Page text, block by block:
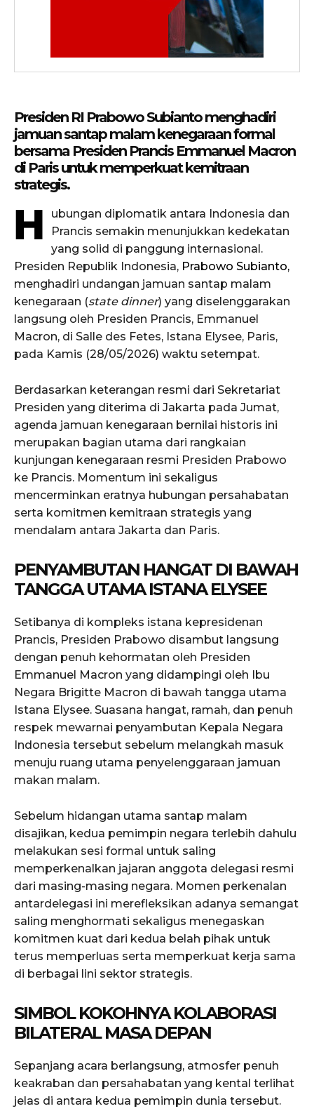
Presiden RI Prabowo Subianto menghadiri
jamuan santap malam kenegaraan formal
bersama Presiden Prancis Emmanuel Macron
di Paris untuk memperkuat kemitraan
strategis.
H
ubungan diplomatik antara Indonesia dan
Prancis semakin menunjukkan kedekatan
yang solid di panggung internasional.
Presiden Republik Indonesia, Prabowo Subianto,
menghadiri undangan jamuan santap malam
kenegaraan (state dinner) yang diselenggarakan
langsung oleh Presiden Prancis, Emmanuel
Macron, di Salle des Fetes, Istana Elysee, Paris,
pada Kamis (28/05/2026) waktu setempat.
Berdasarkan keterangan resmi dari Sekretariat
Presiden yang diterima di Jakarta pada Jumat,
agenda jamuan kenegaraan bernilai historis ini
merupakan bagian utama dari rangkaian
kunjungan kenegaraan resmi Presiden Prabowo
ke Prancis. Momentum ini sekaligus
mencerminkan eratnya hubungan persahabatan
serta komitmen kemitraan strategis yang
mendalam antara Jakarta dan Paris.
PENYAMBUTAN HANGAT DI BAWAH
TANGGA UTAMA ISTANA ELYSEE
Setibanya di kompleks istana kepresidenan
Prancis, Presiden Prabowo disambut langsung
dengan penuh kehormatan oleh Presiden
Emmanuel Macron yang didampingi oleh Ibu
Negara Brigitte Macron di bawah tangga utama
Istana Elysee. Suasana hangat, ramah, dan penuh
respek mewarnai penyambutan Kepala Negara
Indonesia tersebut sebelum melangkah masuk
menuju ruang utama penyelenggaraan jamuan
makan malam.
Sebelum hidangan utama santap malam
disajikan, kedua pemimpin negara terlebih dahulu
melakukan sesi formal untuk saling
memperkenalkan jajaran anggota delegasi resmi
dari masing-masing negara. Momen perkenalan
antardelegasi ini merefleksikan adanya semangat
saling menghormati sekaligus menegaskan
komitmen kuat dari kedua belah pihak untuk
terus memperluas serta memperkuat kerja sama
di berbagai lini sektor strategis.
SIMBOL KOKOHNYA KOLABORASI
BILATERAL MASA DEPAN
Sepanjang acara berlangsung, atmosfer penuh
keakraban dan persahabatan yang kental terlihat
jelas di antara kedua pemimpin dunia tersebut.